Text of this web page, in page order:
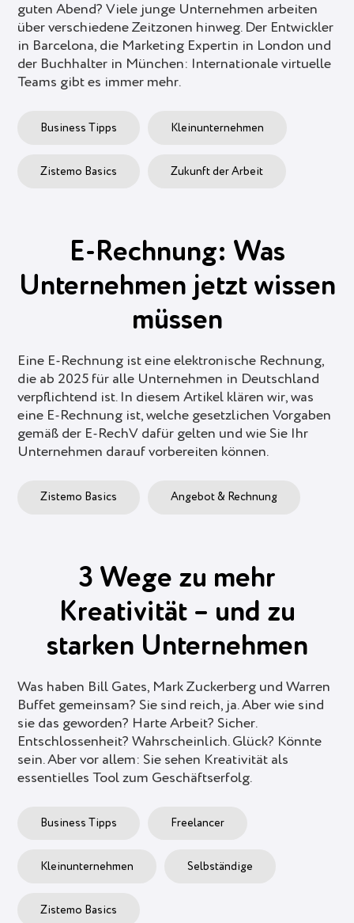
guten Abend? Viele junge Unternehmen arbeiten
über verschiedene Zeitzonen hinweg. Der Entwickler
in Barcelona, die Marketing Expertin in London und
der Buchhalter in München: Internationale virtuelle
Teams gibt es immer mehr.
Business Tipps Kleinunternehmen
Zistemo Basics Zukunft der Arbeit
E-Rechnung: Was
Unternehmen jetzt wissen
müssen
Eine E-Rechnung ist eine elektronische Rechnung,
die ab 2025 für alle Unternehmen in Deutschland
verpflichtend ist. In diesem Artikel klären wir, was
eine E-Rechnung ist, welche gesetzlichen Vorgaben
gemäß der E-RechV dafür gelten und wie Sie Ihr
Unternehmen darauf vorbereiten können.
Zistemo Basics Angebot & Rechnung
3 Wege zu mehr
Kreativität – und zu
starken Unternehmen
Was haben Bill Gates, Mark Zuckerberg und Warren
Buffet gemeinsam? Sie sind reich, ja. Aber wie sind
sie das geworden? Harte Arbeit? Sicher.
Entschlossenheit? Wahrscheinlich. Glück? Könnte
sein. Aber vor allem: Sie sehen Kreativität als
essentielles Tool zum Geschäftserfolg.
Business Tipps Freelancer
Kleinunternehmen Selbständige
Zistemo Basics